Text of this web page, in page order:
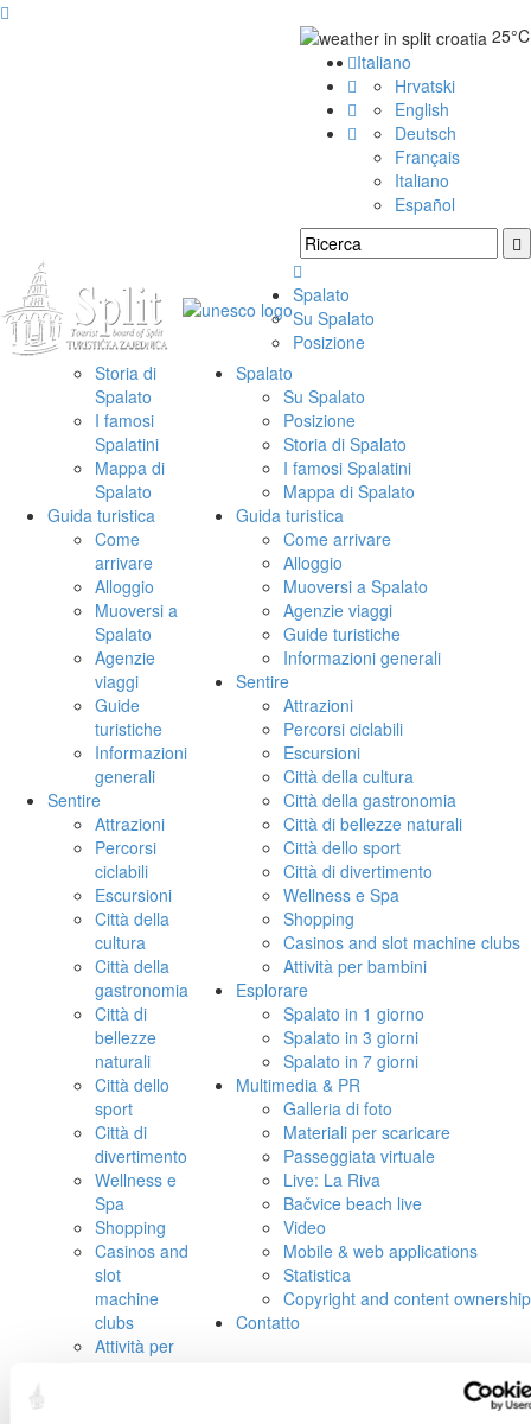
25°C
Facebook
Twitter
YouTube
Instagram
Italiano
Hrvatski
English
Deutsch
Français
Italiano
Español
Spalato
Su Spalato
Posizione
Storia di Spalato
I famosi Spalatini
Mappa di Spalato
Guida turistica
Come arrivare
Alloggio
Muoversi a Spalato
Agenzie viaggi
Guide turistiche
Informazioni generali
Sentire
Attrazioni
Percorsi ciclabili
Escursioni
Città della cultura
Città della gastronomia
Città di bellezze naturali
Città dello sport
Città di divertimento
Wellness e Spa
Shopping
Casinos and slot machine clubs
Attività per bambini
Esplorare
Spalato in 1 giorno
Spalato in 3 giorni
Spalato in 7 giorni
Multimedia & PR
Galleria di foto
Materiali per scaricare
Passeggiata virtuale
Live: La Riva
Bačvice beach live
Video
Mobile & web applications
Statistica
Copyright and content ownership
Contatto
Spalato
Su Spalato
Posizione
Storia di
Spalato
I famosi
Spalatini
Mappa di
Spalato
Guida turistica
Come
arrivare
Alloggio
Muoversi a
Spalato
Agenzie
viaggi
Guide
turistiche
Informazioni
generali
Sentire
Attrazioni
Percorsi
ciclabili
Escursioni
Città della
cultura
Città della
gastronomia
Città di
bellezze
naturali
Città dello
sport
Città di
divertimento
Wellness e
Spa
Shopping
Casinos and
slot
machine
clubs
Attività per